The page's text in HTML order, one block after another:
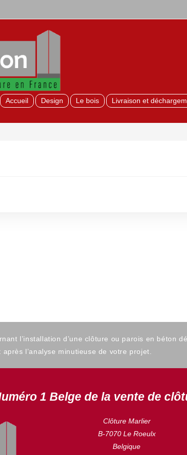
Accueil Design Le bois Livraison et
l’installation d’une clôture ou parois en béton
l’analyse minutieuse de votre projet.
1 Belge de la vente de
Clôture Marlier
B-7070 Le Roeulx
Belgique